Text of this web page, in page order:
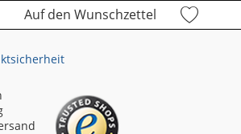
Auf den Wunschzettel